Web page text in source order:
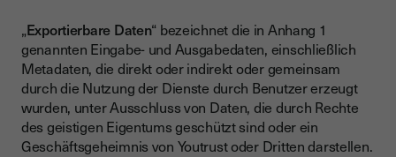
„Exportierbare Daten“ bezeichnet die in Anhang 1
genannten Eingabe- und Ausgabedaten, einschließlich
Metadaten, die direkt oder indirekt oder gemeinsam
durch die Nutzung der Dienste durch Benutzer erzeugt
wurden, unter Ausschluss von Daten, die durch Rechte
des geistigen Eigentums geschützt sind oder ein
Geschäftsgeheimnis von Youtrust oder Dritten darstellen.